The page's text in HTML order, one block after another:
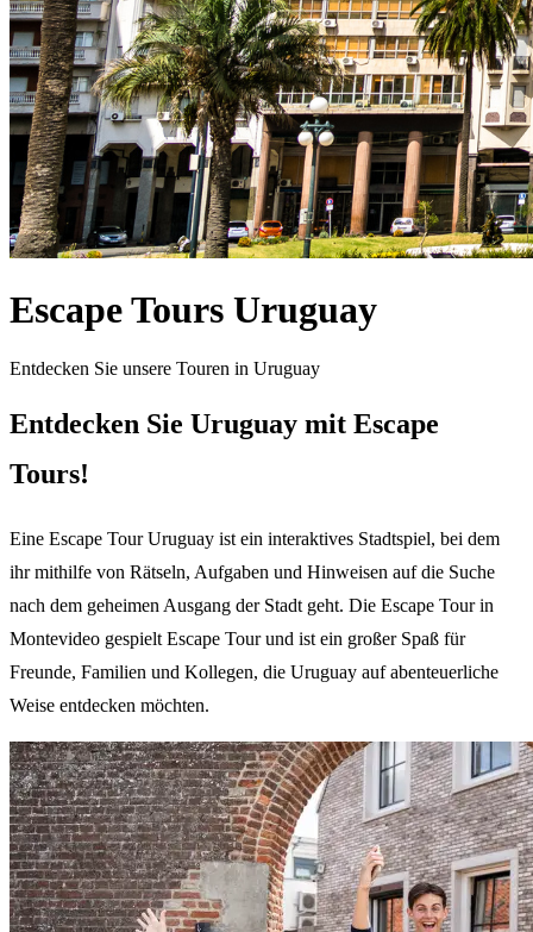
Escape Tours Uruguay
Entdecken Sie unsere Touren in Uruguay
Entdecken Sie Uruguay mit Escape
Tours!
Eine Escape Tour Uruguay ist ein interaktives Stadtspiel, bei dem
ihr mithilfe von Rätseln, Aufgaben und Hinweisen auf die Suche
nach dem geheimen Ausgang der Stadt geht. Die Escape Tour in
Montevideo gespielt Escape Tour und ist ein großer Spaß für
Freunde, Familien und Kollegen, die Uruguay auf abenteuerliche
Weise entdecken möchten.